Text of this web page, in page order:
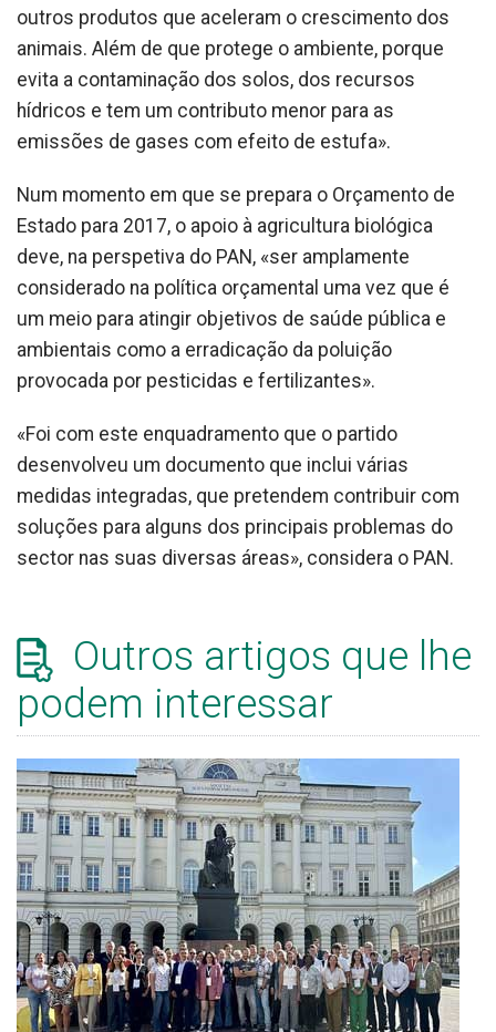
outros produtos que aceleram o crescimento dos
animais. Além de que protege o ambiente, porque
evita a contaminação dos solos, dos recursos
hídricos e tem um contributo menor para as
emissões de gases com efeito de estufa».
Num momento em que se prepara o Orçamento de
Estado para 2017, o apoio à agricultura biológica
deve, na perspetiva do PAN, «ser amplamente
considerado na política orçamental uma vez que é
um meio para atingir objetivos de saúde pública e
ambientais como a erradicação da poluição
provocada por pesticidas e fertilizantes».
«Foi com este enquadramento que o partido
desenvolveu um documento que inclui várias
medidas integradas, que pretendem contribuir com
soluções para alguns dos principais problemas do
sector nas suas diversas áreas», considera o PAN.
Outros artigos que lhe
podem interessar